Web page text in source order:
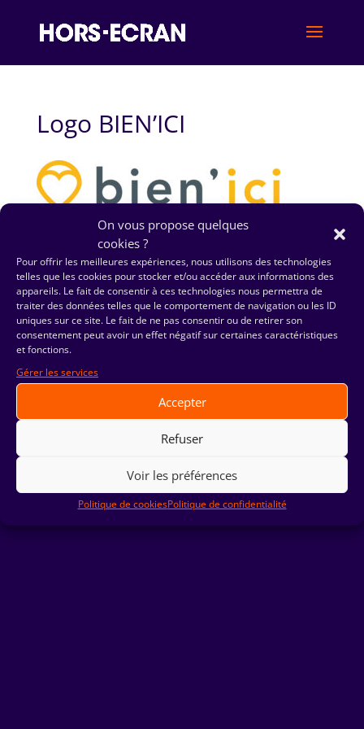
On vous propose quelques
cookies ?
Pour offrir les meilleures expériences, nous utilisons des technologies
telles que les cookies pour stocker et/ou accéder aux informations des
appareils. Le fait de consentir à ces technologies nous permettra de
traiter des données telles que le comportement de navigation ou les ID
uniques sur ce site. Le fait de ne pas consentir ou de retirer son
consentement peut avoir un effet négatif sur certaines caractéristiques
et fonctions.
Gérer les services
Accepter
Refuser
Voir les préférences
Politique de cookiesPolitique de confidentialité
Logo BIEN’ICI
Confidentialité